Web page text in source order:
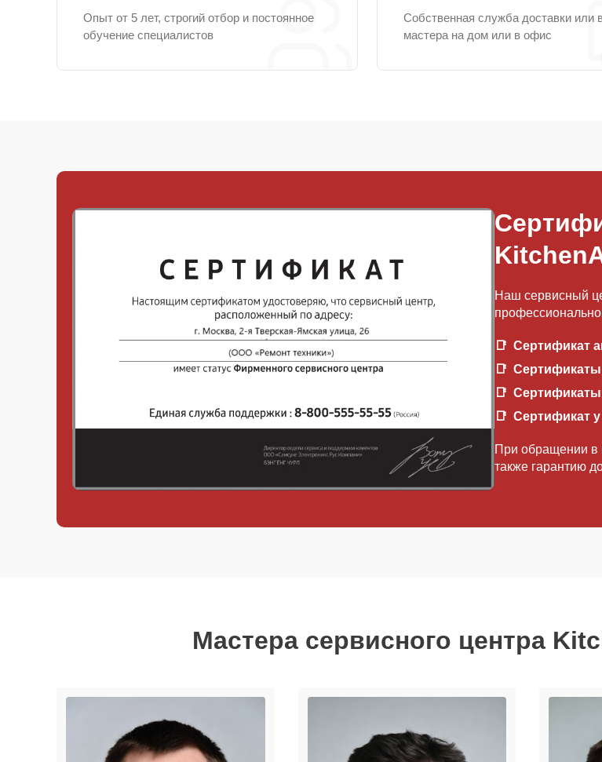
Опыт от 5 лет, строгий отбор и постоянное
обучение специалистов
Собственная служба доставки или
мастера на дом или в офис
Наш сервисный
Сертификат
Сертификат
При обращении в
также гарантию
Мастера сервисного центра